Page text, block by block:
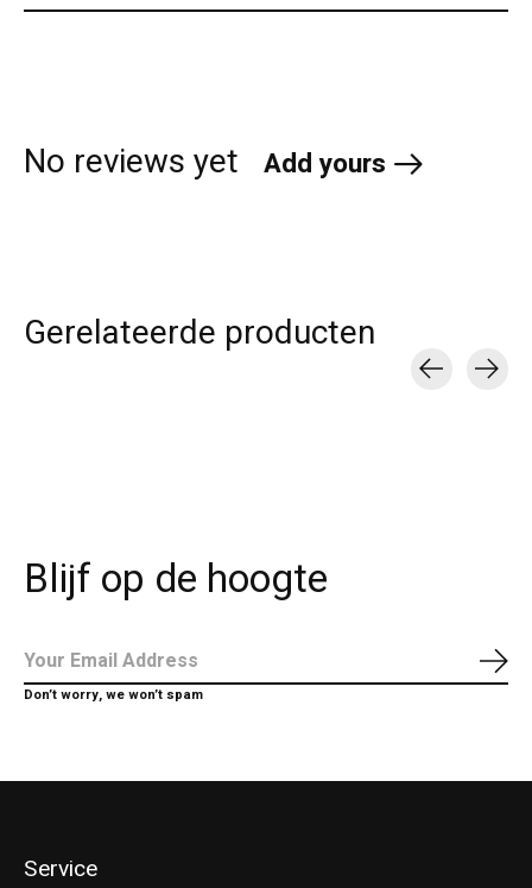
No reviews yet Add yours
Gerelateerde producten
Blijf op de hoogte
Don’t worry, we won’t spam
Service